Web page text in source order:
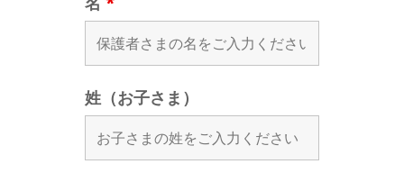
姓（お子さま）